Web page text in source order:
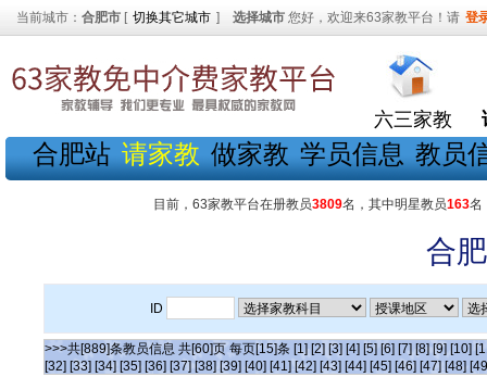
当前城市： 合肥市 [ 切换其它城市 ] 选择城市 您好，欢迎来63家教平台！请 登
六三家教
合肥站 请家教 做家教 学员信息 教员
目前，63家教平台在册教员3809名，其中明星教员163名
合
ID
>>>共[889]条教员信息 共[60]页 每页[15]条 [1] [2] [3] [4] [5] [6] [7] [8] [9] [10]
[32] [33] [34] [35] [36] [37] [38] [39] [40] [41] [42] [43] [44] [45] [46] [47] [48]